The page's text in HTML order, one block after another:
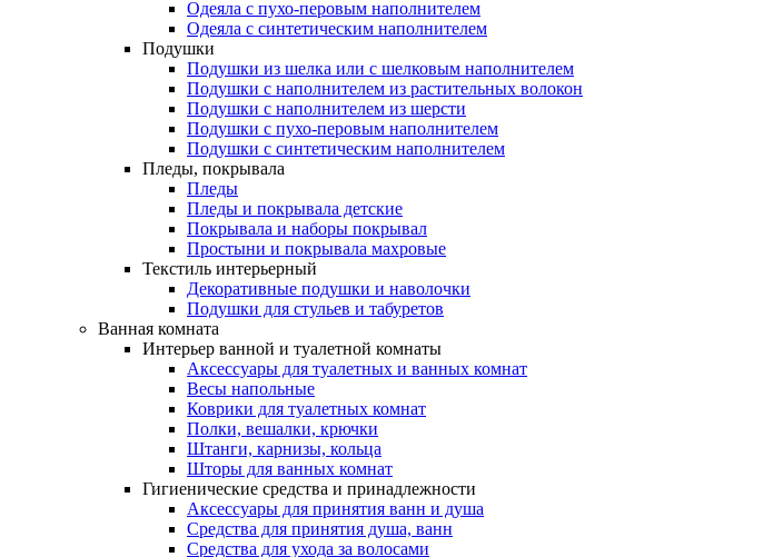
Одеяла с пухо-перовым наполнителем
Одеяла с синтетическим наполнителем
Подушки
Подушки из шелка или с шелковым наполнителем
Подушки с наполнителем из растительных волокон
Подушки с наполнителем из шерсти
Подушки с пухо-перовым наполнителем
Подушки с синтетическим наполнителем
Пледы, покрывала
Пледы
Пледы и покрывала детские
Покрывала и наборы покрывал
Простыни и покрывала махровые
Текстиль интерьерный
Декоративные подушки и наволочки
Подушки для стульев и табуретов
Ванная комната
Интерьер ванной и туалетной комнаты
Аксессуары для туалетных и ванных комнат
Весы напольные
Коврики для туалетных комнат
Полки, вешалки, крючки
Штанги, карнизы, кольца
Шторы для ванных комнат
Гигиенические средства и принадлежности
Аксессуары для принятия ванн и душа
Средства для принятия душа, ванн
Средства для ухода за волосами